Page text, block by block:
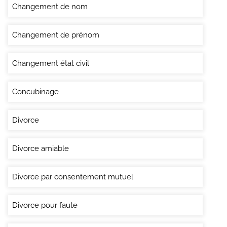
Changement de nom
Changement de prénom
Changement état civil
Concubinage
Divorce
Divorce amiable
Divorce par consentement mutuel
Divorce pour faute